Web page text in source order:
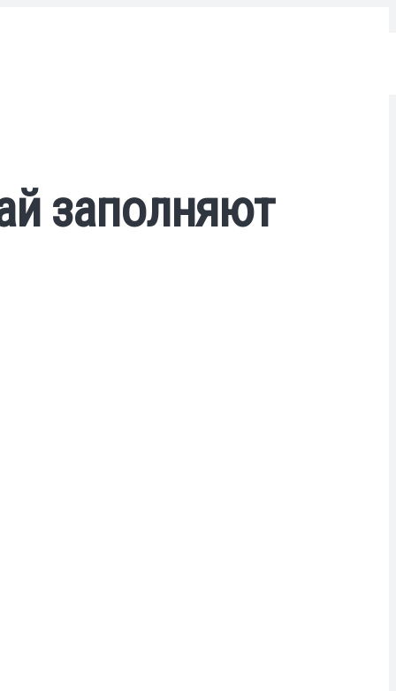
заполняют